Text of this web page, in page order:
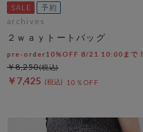
archives
２ｗａｙトートバッグ
pre-order10%OFF 8/21 10:00まで！
￥7,425 10％OFF
￥8,250